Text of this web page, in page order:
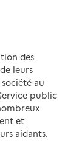
des
leurs
au
public
et
aidants.